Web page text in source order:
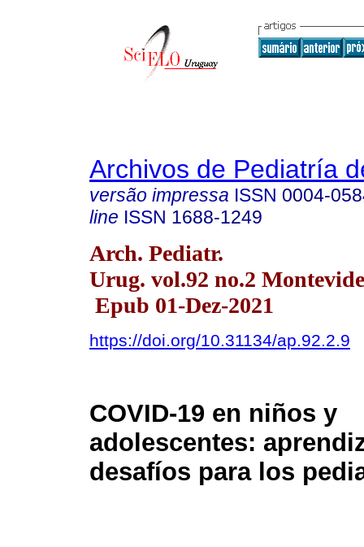
Archivos de Pediatría
versão impressa ISSN 0004-
line ISSN 1688-1249
Arch. Pediatr.
Urug. vol.92 no.2
Epub 01-Dez-2021
https://doi.org/10.31134/ap.92.2.9
COVID-19 en niños y
adolescentes:
desafíos para los